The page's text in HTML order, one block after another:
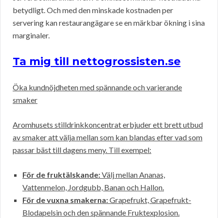
betydligt. Och med den minskade kostnaden per
servering kan restaurangägare se en märkbar ökning i sina
marginaler.
Ta mig till nettogrossisten.se
Öka kundnöjdheten med spännande och varierande
smaker
Aromhusets stilldrinkkoncentrat erbjuder ett brett utbud
av smaker att välja mellan som kan blandas efter vad som
passar bäst till dagens meny. Till exempel:
För de fruktälskande:Välj mellan Ananas,
Vattenmelon, Jordgubb, Banan och Hallon.
För de vuxna smakerna:Grapefrukt, Grapefrukt-
Blodapelsin och den spännande Fruktexplosion.